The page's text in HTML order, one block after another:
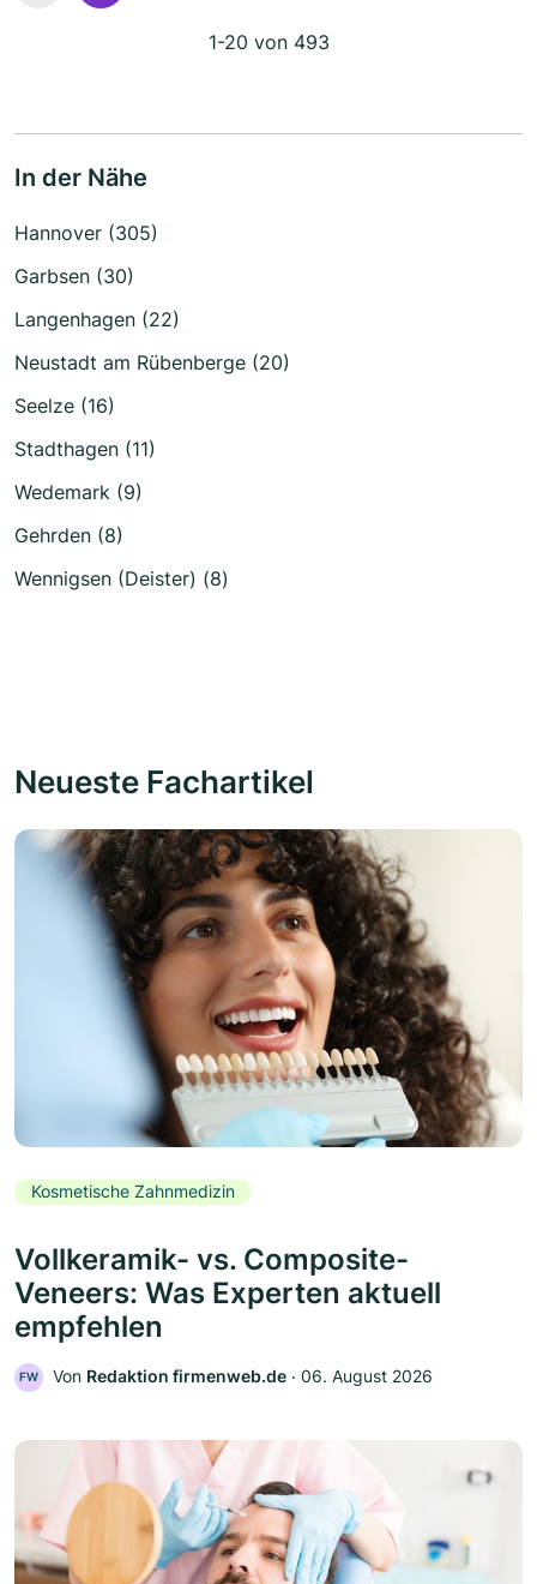
1-20 von 493
In der Nähe
Hannover (305)
Garbsen (30)
Langenhagen (22)
Neustadt am Rübenberge (20)
Seelze (16)
Stadthagen (11)
Wedemark (9)
Gehrden (8)
Wennigsen (Deister) (8)
Neueste Fachartikel
Kosmetische Zahnmedizin
Vollkeramik- vs. Composite-
Veneers: Was Experten aktuell
empfehlen
FW Von Redaktion firmenweb.de ‧ 06. August 2026